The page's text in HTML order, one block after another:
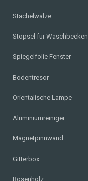
Stachelwalze
Stöpsel für Waschbecken
Spiegelfolie Fenster
Bodentresor
Orientalische Lampe
Aluminiumreiniger
Magnetpinnwand
Gitterbox
Rosenholz